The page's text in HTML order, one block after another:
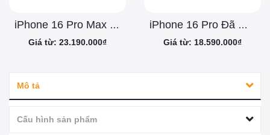
iPhone 16 Pro Max Đã Qua Sử Dụng
Giá từ: 23.190.000₫
iPhone 16 Pro Đã Qua Sử Dụng
Giá từ: 18.590.000₫
Mô tả
Cấu hình sản phẩm